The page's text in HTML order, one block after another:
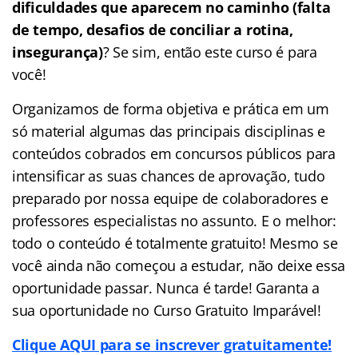
dificuldades que aparecem no caminho (falta
de tempo, desafios de conciliar a rotina,
insegurança)? Se sim, então este curso é para
você!
Organizamos de forma objetiva e prática em um
só material algumas das principais disciplinas e
conteúdos cobrados em concursos públicos para
intensificar as suas chances de aprovação, tudo
preparado por nossa equipe de colaboradores e
professores especialistas no assunto. E o melhor:
todo o conteúdo é totalmente gratuito! Mesmo se
você ainda não começou a estudar, não deixe essa
oportunidade passar. Nunca é tarde! Garanta a
sua oportunidade no Curso Gratuito Imparável!
Clique AQUI para se inscrever gratuitamente!